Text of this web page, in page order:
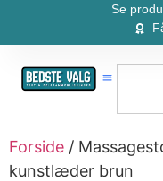
Se
Forside /
kunstlæder brun